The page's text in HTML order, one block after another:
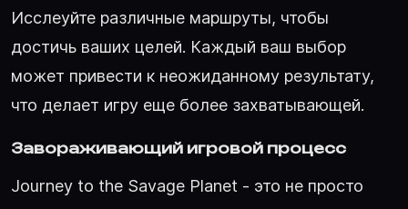
Исслеуйте различные маршруты, чтобы
достичь ваших целей. Каждый ваш выбор
может привести к неожиданному результату,
что делает игру еще более захватывающей.
Завораживающий игровой процесс
Journey to the Savage Planet - это не просто